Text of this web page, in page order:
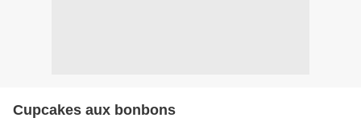
Cupcakes aux bonbons